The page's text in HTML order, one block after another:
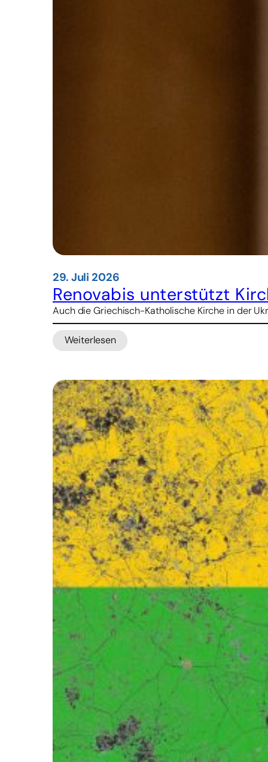
29. Juli 2026
Renovabis unterstützt
Auch die Griechisch-Katholische Kirche in der
Weiterlesen
:
Kirchen-
Verwaltungsreform
in
der
Ukraine